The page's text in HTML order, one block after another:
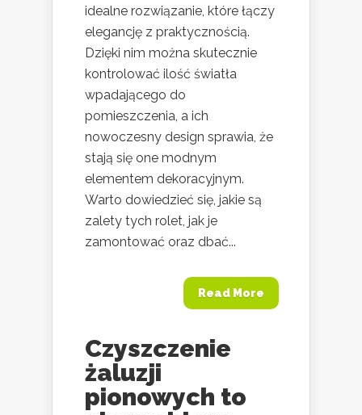
idealne rozwiązanie, które łączy
elegancję z praktycznością.
Dzięki nim można skutecznie
kontrolować ilość światła
wpadającego do
pomieszczenia, a ich
nowoczesny design sprawia, że
stają się one modnym
elementem dekoracyjnym.
Warto dowiedzieć się, jakie są
zalety tych rolet, jak je
zamontować oraz dbać...
Read More
Czyszczenie
żaluzji
pionowych to